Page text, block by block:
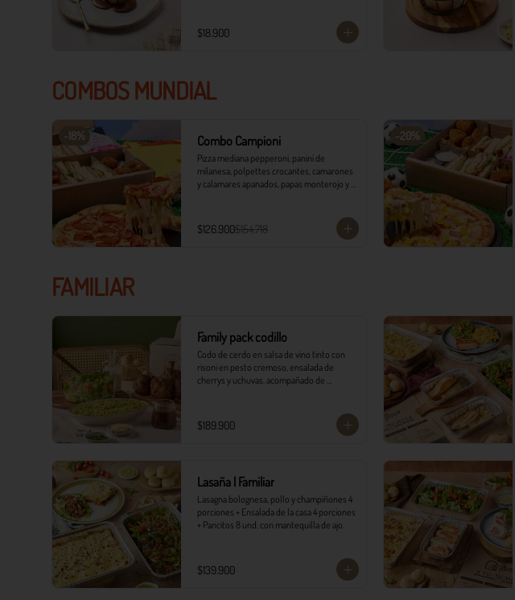
$18.900
COMBOS MUNDIAL
-18% Combo Campioni
Pizza mediana pepperoni, panini de
milanesa, polpettes crocantes, camarones
y calamares apanados, papas monterojo y
$126.900$154.718
-20%
FAMILIAR
Family pack codillo
Codo de cerdo en salsa de vino tinto con
risoni en pesto cremoso, ensalada de
cherrys y uchuvas, acompañado de
​- 4 Codillos de cerdo​
- Risoni (Cantidad ideal para 4 personas)​
*Ver Instrucciones de preparación en casa.
$189.900
Lasaña | Familiar
Lasagna bolognesa, pollo y champiñones 4
porciones + Ensalada de la casa 4 porciones
+ Pancitos 8 und. con mantequilla de ajo.
$139.900